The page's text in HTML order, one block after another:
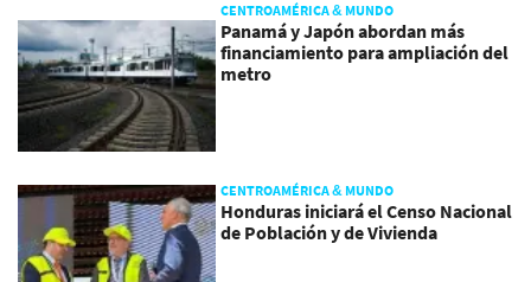
CENTROAMÉRICA & MUNDO
Panamá y Japón abordan más
financiamiento para ampliación del
metro
CENTROAMÉRICA & MUNDO
Honduras iniciará el Censo Nacional
de Población y de Vivienda